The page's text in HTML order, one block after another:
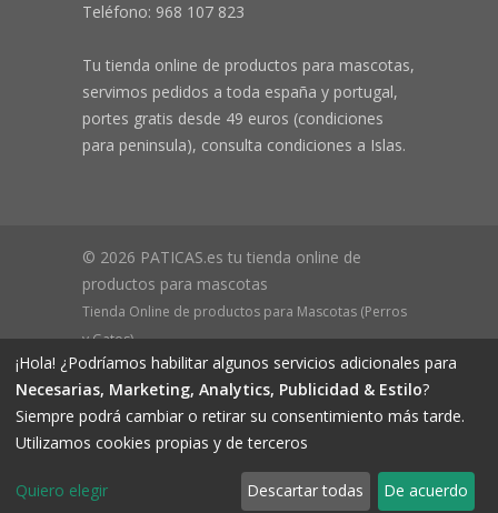
Teléfono: 968 107 823
Tu tienda online de productos para mascotas,
servimos pedidos a toda españa y portugal,
portes gratis desde 49 euros (condiciones
para peninsula), consulta condiciones a Islas.
© 2026 PATICAS.es tu tienda online de
productos para mascotas
Tienda Online de productos para Mascotas (Perros
y Gatos)
CIF B73648305 Domicilio: Av Monteazahar, 4 1º Izq,
30570, Beniaján (MURCIA) - ESPAÑA Inscrita en el
Registro Mercantil de Murcia Hoja MU-72366, Tomo
2719, Folio 76.
¡Hola! ¿Podríamos habilitar algunos servicios adicionales para
Necesarias, Marketing, Analytics, Publicidad & Estilo?
Siempre podrá cambiar o retirar su consentimiento más tarde.
Utilizamos cookies propias y de terceros
Quiero elegir Descartar todas De acuerdo